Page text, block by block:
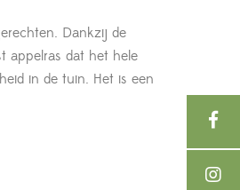
Dankzij de
appelras dat het hele
in de tuin. Het is een